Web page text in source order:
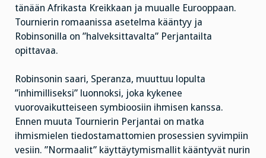
tänään Afrikasta Kreikkaan ja muualle Eurooppaan.
Tournierin romaanissa asetelma kääntyy ja
Robinsonilla on ”halveksittavalta” Perjantailta
opittavaa.
Robinsonin saari, Speranza, muuttuu lopulta
”inhimilliseksi” luonnoksi, joka kykenee
vuorovaikutteiseen symbioosiin ihmisen kanssa.
Ennen muuta Tournierin Perjantai on matka
ihmismielen tiedostamattomien prosessien syvimpiin
vesiin. ”Normaalit” käyttäytymismallit kääntyvät nurin